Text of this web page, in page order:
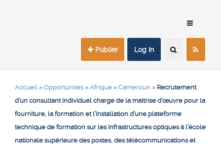
Publier Log In
Accueil » Opportunités » Afrique » Cameroun » Recrutement
d’un consultant individuel charge de la maitrise d’œuvre pour la
fourniture, la formation et l’installation d’une plateforme
technique de formation sur les infrastructures optiques à l’école
nationale supérieure des postes, des télécommunications et